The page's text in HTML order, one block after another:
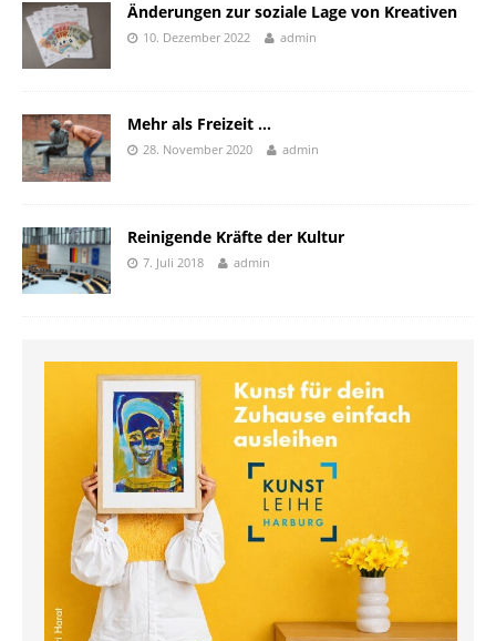
Änderungen zur soziale Lage von Kreativen
10. Dezember 2022 admin
Mehr als Freizeit …
28. November 2020 admin
Reinigende Kräfte der Kultur
7. Juli 2018 admin